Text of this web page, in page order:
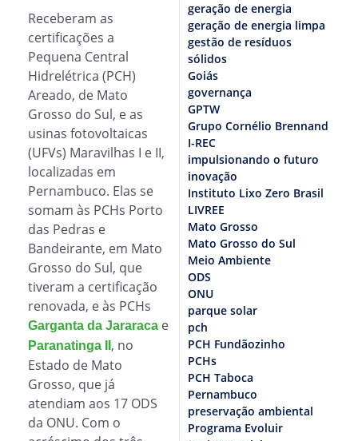
Receberam as
certificações a
Pequena Central
Hidrelétrica (PCH)
Areado, de Mato
Grosso do Sul, e as
usinas fotovoltaicas
(UFVs) Maravilhas I e II,
localizadas em
Pernambuco. Elas se
somam às PCHs Porto
das Pedras e
Bandeirante, em Mato
Grosso do Sul, que
tiveram a certificação
renovada, e às PCHs
Garganta da Jararaca e
Paranatinga II , no
Estado de Mato
Grosso, que já
atendiam aos 17 ODS
da ONU. Com o
geração de energia
geração de energia limpa
gestão de resíduos
sólidos
Goiás
governança
GPTW
Grupo Cornélio Brennand
I-REC
impulsionando o futuro
inovação
Instituto Lixo Zero Brasil
LIVREE
Mato Grosso
Mato Grosso do Sul
Meio Ambiente
ODS
ONU
parque solar
pch
PCH Fundãozinho
PCHs
PCH Taboca
Pernambuco
preservação ambiental
Programa Evoluir